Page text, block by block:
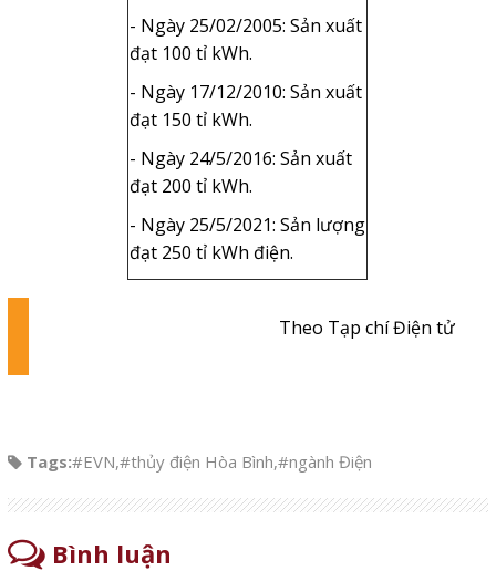
- Ngày 25/02/2005: Sản xuất
đạt 100 tỉ kWh.
- Ngày 17/12/2010: Sản xuất
đạt 150 tỉ kWh.
- Ngày 24/5/2016: Sản xuất
đạt 200 tỉ kWh.
- Ngày 25/5/2021: Sản lượng
đạt 250 tỉ kWh điện.
Theo Tạp chí Điện tử
Tags:#EVN,#thủy điện Hòa Bình,#ngành Điện
Bình luận